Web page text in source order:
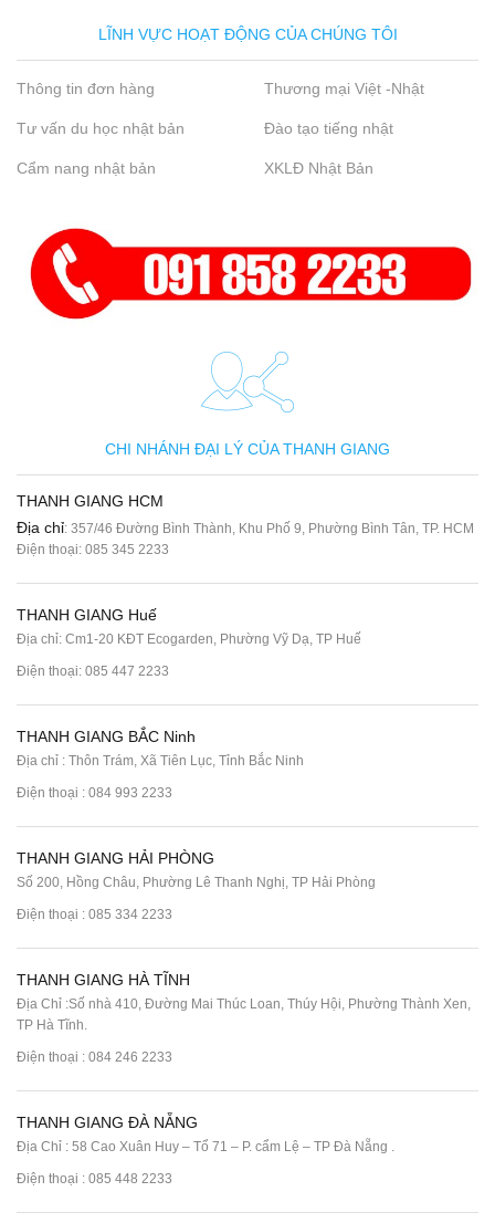
LĨNH VỰC HOẠT ĐỘNG CỦA CHÚNG TÔI
Thông tin đơn hàng Thương mại Việt -Nhật
Tư vấn du học nhật bản Đào tạo tiếng nhật
Cẩm nang nhật bản XKLĐ Nhật Bản
CHI NHÁNH ĐẠI LÝ CỦA THANH GIANG
THANH GIANG HCM
Địa chỉ: 357/46 Đường Bình Thành, Khu Phố 9, Phường Bình Tân, TP. HCM
Điện thoại: 085 345 2233
THANH GIANG Huế
Địa chỉ: Cm1-20 KĐT Ecogarden, Phường Vỹ Dạ, TP Huế
Điện thoại: 085 447 2233
THANH GIANG BẮC Ninh
Địa chỉ : Thôn Trám, Xã Tiên Lục, Tỉnh Bắc Ninh
Điện thoại : 084 993 2233
THANH GIANG HẢI PHÒNG
Số 200, Hồng Châu, Phường Lê Thanh Nghị, TP Hải Phòng
Điện thoại : 085 334 2233
THANH GIANG HÀ TĨNH
Địa Chỉ :Số nhà 410, Đường Mai Thúc Loan, Thúy Hội, Phường Thành Xen,
TP Hà Tĩnh.
Điện thoại : 084 246 2233
THANH GIANG ĐÀ NẴNG
Địa Chỉ : 58 Cao Xuân Huy – Tổ 71 – P. cẩm Lệ – TP Đà Nẵng .
Điện thoại : 085 448 2233